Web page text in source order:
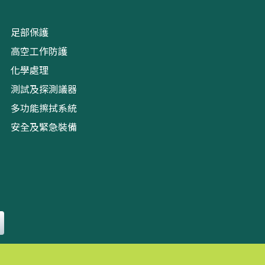
足部保護
高空工作防護
化學處理
測試及探測議器
多功能擦拭系統
安全及緊急裝備